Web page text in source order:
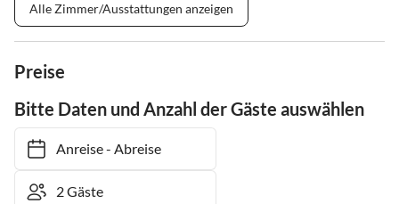
Alle Zimmer/Ausstattungen anzeigen
Preise
Bitte Daten und Anzahl der Gäste auswählen
Anreise- Abreise